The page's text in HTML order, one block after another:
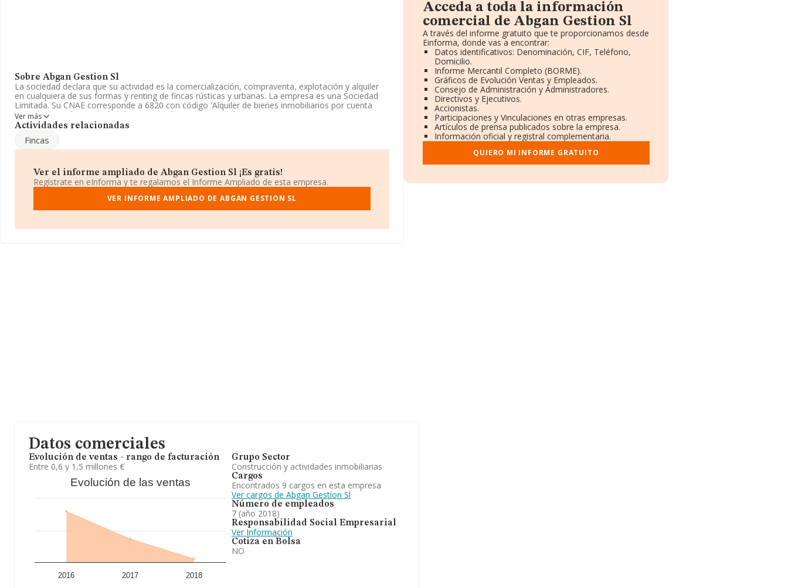
Sobre Abgan Gestion Sl
La sociedad declara que su actividad es la comercialización, compraventa, explotación y alquiler
en cualquiera de sus formas y renting de fincas rústicas y urbanas. La empresa es una Sociedad
Limitada. Su CNAE corresponde a 6820 con código 'Alquiler de bienes inmobiliarios por cuenta
propia'. No realiza actividad de importación y/o exportación.
INFORMA, ese número ha estado por encima de la media de sector.
La empresa españolaAbgan Gestión S.L, B83995951, tiene su domicilio social establecido en
Calle De San Sebastian núm. 29, (28280), en el municipio de El Escorial, Madrid.
En relación con el sector y disponiendo de los datos de hasta 132.555 empresas, en el ámbito
compañías es de 171 mil euros de ventas en 2018. Respecto a la información de la provincia
Ver más
Actividades relacionadas
Fincas
Ver el informe ampliado de Abgan Gestion Sl ¡Es gratis!
Regístrate en eInforma y te regalamos el Informe Ampliado de esta empresa.
VER INFORME AMPLIADO DE ABGAN GESTION SL
Acceda a toda la información
comercial de Abgan Gestion Sl
A través del informe gratuito que te proporcionamos desde
Einforma, donde vas a encontrar:
Datos identificativos: Denominación, CIF, Teléfono,
Domicilio.
Informe Mercantil Completo (BORME).
Gráficos de Evolución Ventas y Empleados.
Consejo de Administración y Administradores.
Directivos y Ejecutivos.
Accionistas.
Participaciones y Vinculaciones en otras empresas.
Artículos de prensa publicados sobre la empresa.
Información oficial y registral complementaria.
QUIERO MI INFORME GRATUITO
Datos comerciales
Evolución de ventas - rango de facturación
Entre 0,6 y 1,5 millones €
Evolución de las ventas
2016 2017 2018
Grupo Sector
Construcción y actividades inmobiliarias
Cargos
Encontrados 9 cargos en esta empresa
Ver cargos de Abgan Gestion Sl
Número de empleados
7 (año 2018)
Responsabilidad Social Empresarial
Ver Información
Cotiza en Bolsa
NO